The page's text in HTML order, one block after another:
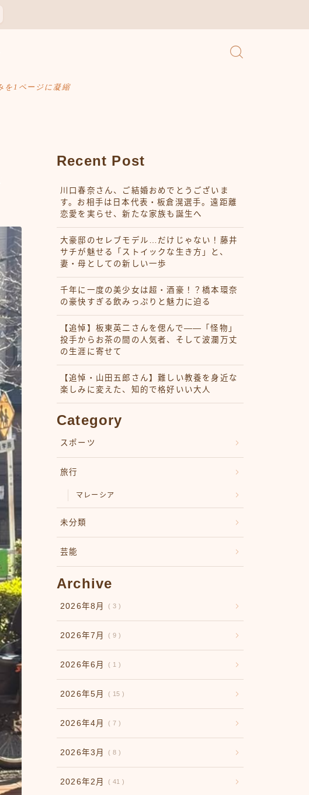
を1ページに凝縮
Recent Post
川口春奈さん、ご結婚おめでとうございま
す。お相手は日本代表・板倉滉選手。遠距離
恋愛を実らせ、新たな家族も誕生へ
大豪邸のセレブモデル…だけじゃない！藤井
サチが魅せる「ストイックな生き方」と、
妻・母としての新しい一歩
千年に一度の美少女は超・酒豪！？橋本環奈
の豪快すぎる飲みっぷりと魅力に迫る
【追悼】板東英二さんを偲んで――「怪物」
投手からお茶の間の人気者、そして波瀾万丈
の生涯に寄せて
【追悼・山田五郎さん】難しい教養を身近な
楽しみに変えた、知的で格好いい大人
Category
スポーツ
旅行
マレーシア
未分類
芸能
Archive
2026年8月 3
2026年7月 9
2026年6月 1
2026年5月 15
2026年4月 7
2026年3月 8
2026年2月 41